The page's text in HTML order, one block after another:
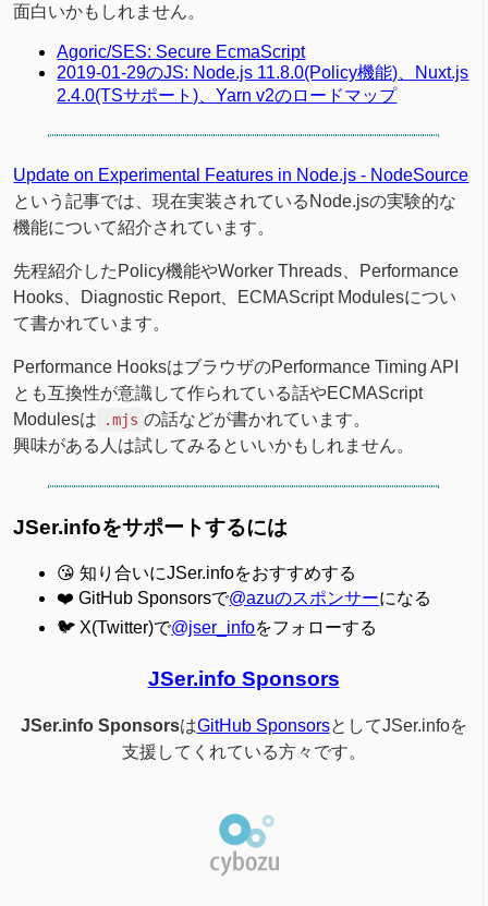
面白いかもしれません。
Agoric/SES: Secure EcmaScript
2019-01-29のJS: Node.js 11.8.0(Policy機能)、Nuxt.js
2.4.0(TSサポート)、Yarn v2のロードマップ
Update on Experimental Features in Node.js - NodeSource
という記事では、現在実装されているNode.jsの実験的な
機能について紹介されています。
先程紹介したPolicy機能やWorker Threads、Performance
Hooks、Diagnostic Report、ECMAScript Modulesについ
て書かれています。
Performance HooksはブラウザのPerformance Timing API
とも互換性が意識して作られている話やECMAScript
Modulesは
.mjs の話などが書かれています。
興味がある人は試してみるといいかもしれません。
JSer.infoをサポートするには
😘 知り合いにJSer.infoをおすすめする
❤️ GitHub Sponsorsで@azuのスポンサーになる
🐦 X(Twitter)で@jser_infoをフォローする
JSer.info Sponsors
JSer.info SponsorsはGitHub SponsorsとしてJSer.infoを
支援してくれている方々です。